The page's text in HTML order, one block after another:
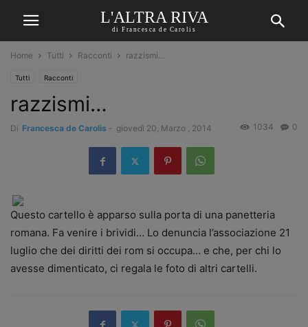
L'ALTRA RIVA
di Francesca de Carolis
Home Tutti Racconti razzismi…
Tutti Racconti
razzismi…
Di Francesca de Carolis - giovedì 20, Marzo , 2014 0
1034
Questo cartello è apparso sulla porta di una panetteria
romana. Fa venire i brividi… Lo denuncia l’associazione 21
luglio che dei diritti dei rom si occupa… e che, per chi lo
avesse dimenticato, ci regala le foto di altri cartelli.